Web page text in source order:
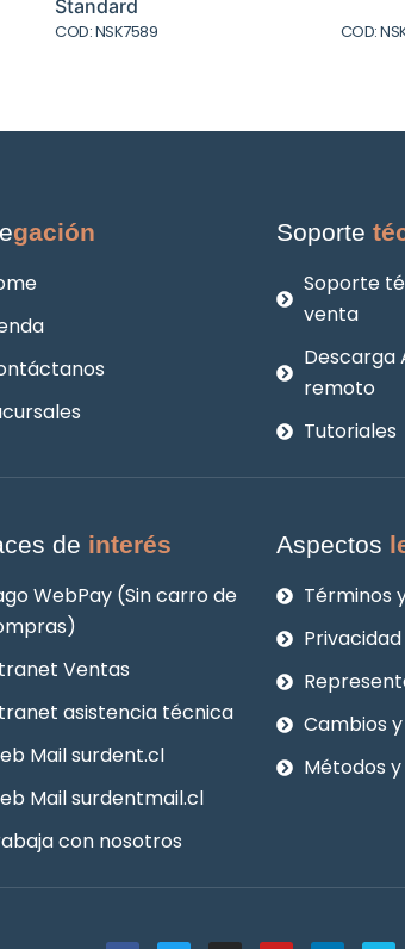
$438.060.
Standard
COD: NSK7589 COD:
gación
Soporte
Soporte
venta
Descarga
remoto
Tutoriales
de interés
WebPay (Sin carro de
Ventas
asistencia técnica
Mail surdent.cl
Mail surdentmail.cl
con nosotros
Aspectos
Términos
Cambios
Métodos